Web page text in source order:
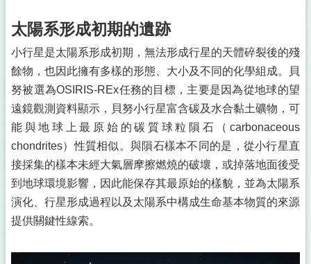
太陽系形成初期的遺跡
小行星是太陽系形成初期，無法形成行星的天體碎裂後的殘
餘物，也因此擁有多樣的形態、大小及不同的化學組成。貝
努被選為OSIRIS-REx任務的目標，主要是因為從地球的望
遠鏡觀測資料顯示，貝努小行星富含碳及水合黏土礦物，可
能與地球上最原始的碳質球粒隕石（carbonaceous
chondrites）性質相似。與隕石樣本不同的是，從小行星直
接採集的樣本未經大氣層摩擦燃燒的破壞，或掉落地面後受
到地球環境影響，因此能保存其最原始的樣貌，並為太陽系
演化、行星形成過程以及太陽系中構成生命基本物質的來源
提供關鍵性線索。